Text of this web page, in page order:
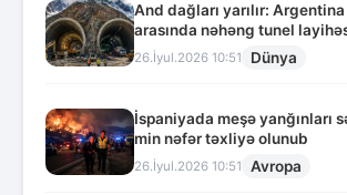
And dağları yarılır:
arasında nəhəng tunel
26.İyul.2026 10:51 Dünya
İspaniyada meşə yanğınları
min nəfər təxliyə olunub
26.İyul.2026 10:51 Avropa